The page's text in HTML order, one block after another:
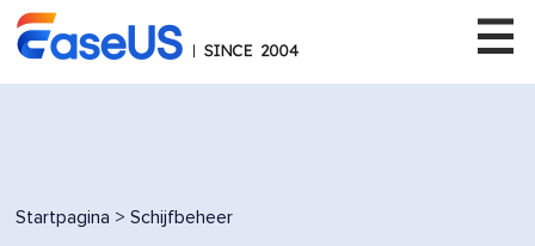
Startpagina > Schijfbeheer